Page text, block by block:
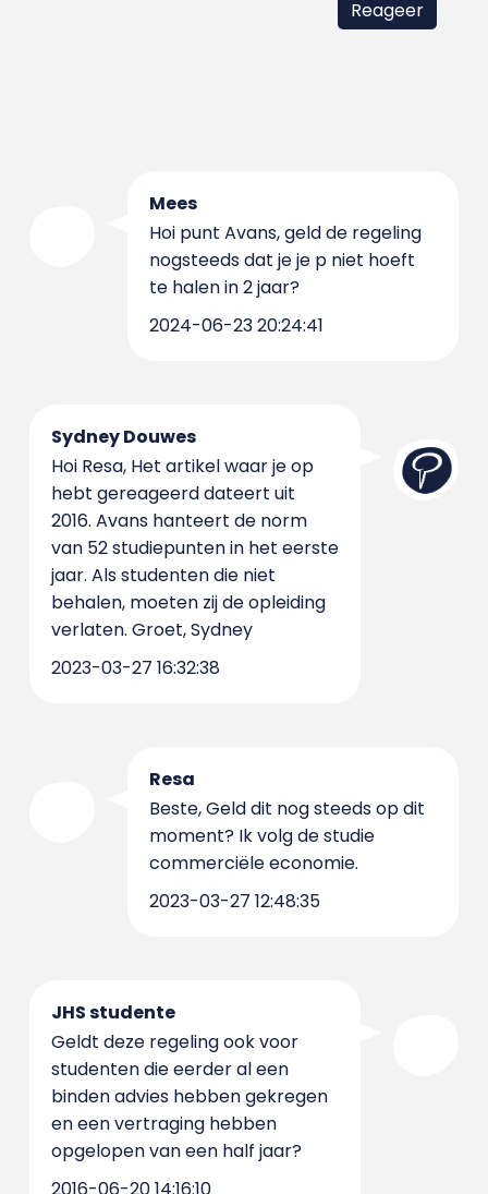
Mees
Hoi punt Avans, geld de regeling
nogsteeds dat je je p niet hoeft
te halen in 2 jaar?
2024-06-23 20:24:41
Sydney Douwes
Hoi Resa, Het artikel waar je op
hebt gereageerd dateert uit
2016. Avans hanteert de norm
van 52 studiepunten in het eerste
jaar. Als studenten die niet
behalen, moeten zij de opleiding
verlaten. Groet, Sydney
2023-03-27 16:32:38
Resa
Beste, Geld dit nog steeds op dit
moment? Ik volg de studie
commerciële economie.
2023-03-27 12:48:35
JHS studente
Geldt deze regeling ook voor
studenten die eerder al een
binden advies hebben gekregen
en een vertraging hebben
opgelopen van een half jaar?